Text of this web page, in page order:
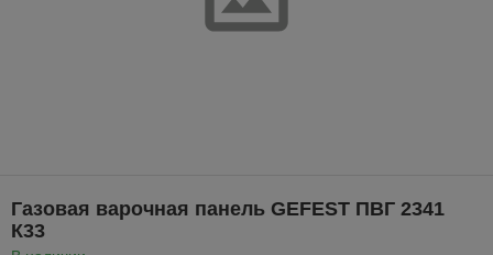
Газовая варочная панель GEFEST ПВГ 2341
К33